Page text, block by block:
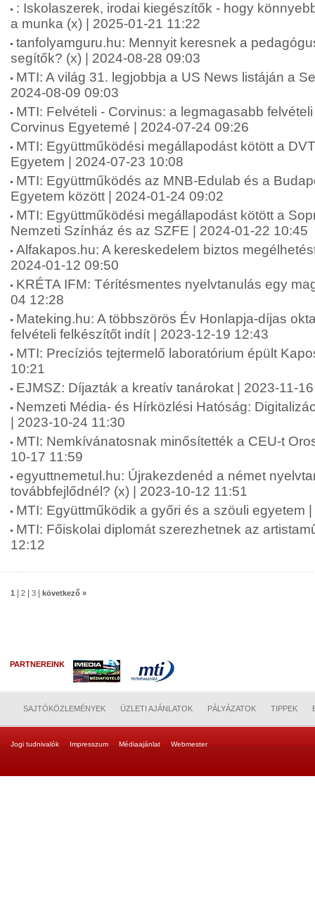
: Iskolaszerek, irodai kiegészítők - hogy
a munka (x) | 2025-01-21 11:22
tanfolyamguru.hu: Mennyit keresnek a
segítők? (x) | 2024-08-28 09:03
MTI: A világ 31. legjobbja a US News listáján a
2024-08-09 09:03
MTI: Felvételi - Corvinus: a legmagasabb
Corvinus Egyetemé | 2024-07-24 09:26
MTI: Együttműködési megállapodást kötött a
Egyetem | 2024-07-23 10:08
MTI: Együttműködés az MNB-Edulab és a
Egyetem között | 2024-01-24 09:02
MTI: Együttműködési megállapodást kötött a
Nemzeti Színház és az SZFE | 2024-01-22 10:45
Alfakapos.hu: A kereskedelem biztos
2024-01-12 09:50
KRÉTA IFM: Térítésmentes nyelvtanulás egy
04 12:28
Mateking.hu: A többszörös Év Honlapja-díjas
felvételi felkészítőt indít | 2023-12-19 12:43
MTI: Precíziós tejtermelő laboratórium épült
10:21
EJMSZ: Díjazták a kreatív tanárokat | 2023-11-
Nemzeti Média- és Hírközlési Hatóság:
| 2023-10-24 11:30
MTI: Nemkívánatosnak minősítették a CEU-t
10-17 11:59
egyuttnemetul.hu: Újrakezdenéd a német
továbbfejlődnél? (x) | 2023-10-12 11:51
MTI: Együttműködik a győri és a szöuli egyetem
MTI: Főiskolai diplomát szerezhetnek az
12:12
1 2 3 következő »
PARTNEREINK
SAJTÓKÖZLEMÉNYEK ÜZLETI AJÁNLATOK PÁLYÁZATOK TIPPEK
Jogi tudnivalók Impresszum Médiaajánlat Webmester